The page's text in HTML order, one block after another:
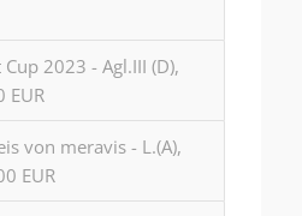
2023 - Agl.III (D),
EUR
von meravis - L.(A),
EUR